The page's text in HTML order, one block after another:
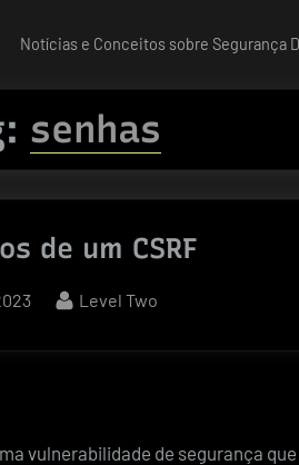
Notícias e Conceitos sobre Segurança
senhas
de um CSRF
By
Level Two
vulnerabilidade de segurança